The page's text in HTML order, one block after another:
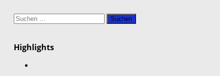
Suchen
nach:
Highlights